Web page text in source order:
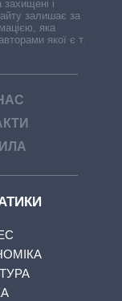
захищені і
залишає за
яка
якої є треті